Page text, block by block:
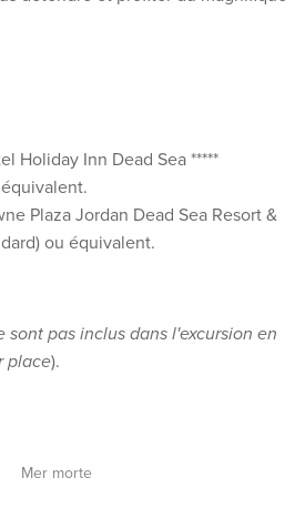
Holiday Inn Dead Sea *****
Plaza Jordan Dead Sea Resort &
ou équivalent.
pas inclus dans l'excursion en
place).
Mer morte